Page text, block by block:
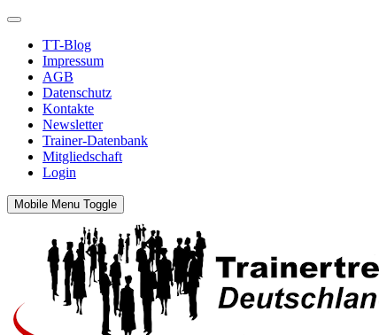
TT-Blog
Impressum
AGB
Datenschutz
Kontakte
Newsletter
Trainer-Datenbank
Mitgliedschaft
Login
Mobile Menu Toggle